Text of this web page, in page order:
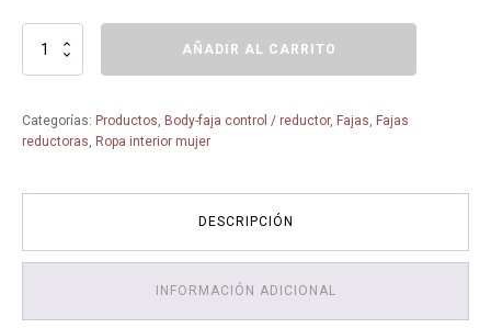
Faja
cazoleta
Catania
COPAS
AÑADIR AL CARRITO
Categorías: Productos Body-faja control / reductor, Fajas Fajas
reductoras Ropa interior mujer
DESCRIPCIÓN
INFORMACIÓN ADICIONAL